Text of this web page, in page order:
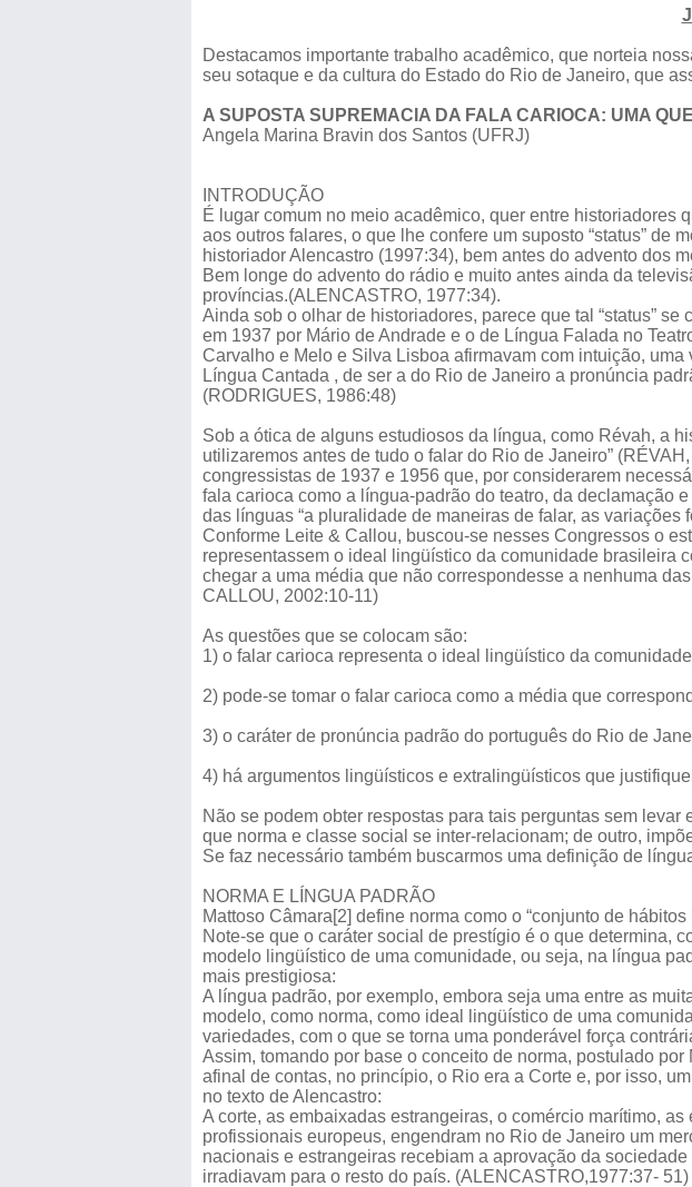
Destacamos importante trabalho acadêmico, que norteia
seu sotaque e da cultura do Estado do Rio de Janeiro, que
A SUPOSTA SUPREMACIA DA FALA CARIOCA: UMA
Angela Marina Bravin dos Santos (UFRJ)
INTRODUÇÃO
É lugar comum no meio acadêmico, quer entre
aos outros falares, o que lhe confere um suposto “status” de
historiador Alencastro (1997:34), bem antes do advento dos
Bem longe do advento do rádio e muito antes ainda da
províncias.(ALENCASTRO, 1977:34).
Ainda sob o olhar de historiadores, parece que tal “status”
em 1937 por Mário de Andrade e o de Língua Falada no
Carvalho e Melo e Silva Lisboa afirmavam com intuição,
Língua Cantada , de ser a do Rio de Janeiro a pronúncia
(RODRIGUES, 1986:48)
Sob a ótica de alguns estudiosos da língua, como Révah, a
utilizaremos antes de tudo o falar do Rio de Janeiro”
congressistas de 1937 e 1956 que, por considerarem
fala carioca como a língua-padrão do teatro, da declamação
das línguas “a pluralidade de maneiras de falar, as variações
Conforme Leite & Callou, buscou-se nesses Congressos o
representassem o ideal lingüístico da comunidade brasileira
chegar a uma média que não correspondesse a nenhuma
CALLOU, 2002:10-11)
As questões que se colocam são:
1) o falar carioca representa o ideal lingüístico da
2) pode-se tomar o falar carioca como a média que
3) o caráter de pronúncia padrão do português do Rio de
4) há argumentos lingüísticos e extralingüísticos que
Não se podem obter respostas para tais perguntas sem
que norma e classe social se inter-relacionam; de outro,
Se faz necessário também buscarmos uma definição de
NORMA E LÍNGUA PADRÃO
Mattoso Câmara[2] define norma como o “conjunto de
Note-se que o caráter social de prestígio é o que determina,
modelo lingüístico de uma comunidade, ou seja, na língua
mais prestigiosa:
A língua padrão, por exemplo, embora seja uma entre as
modelo, como norma, como ideal lingüístico de uma
variedades, com o que se torna uma ponderável força
Assim, tomando por base o conceito de norma, postulado
afinal de contas, no princípio, o Rio era a Corte e, por isso,
no texto de Alencastro:
A corte, as embaixadas estrangeiras, o comércio marítimo,
profissionais europeus, engendram no Rio de Janeiro um
nacionais e estrangeiras recebiam a aprovação da
irradiavam para o resto do país. (ALENCASTRO,1977:37- 51)